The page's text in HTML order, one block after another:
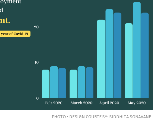
PHOTO • DESIGN COURTESY: SIDDHITA SONAVANE